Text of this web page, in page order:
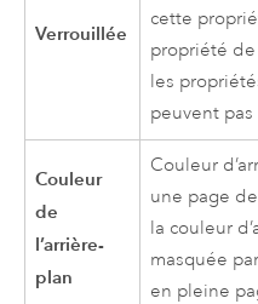
Verrouillée
cette
propriété
les
peuvent
Couleur
de
l’arrière-
plan
Couleur
une page
la couleur
masquée
en pleine